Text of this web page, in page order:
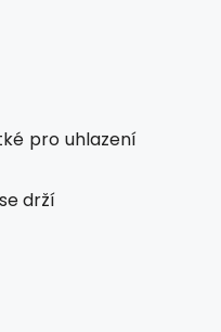
pro uhlazení
drží